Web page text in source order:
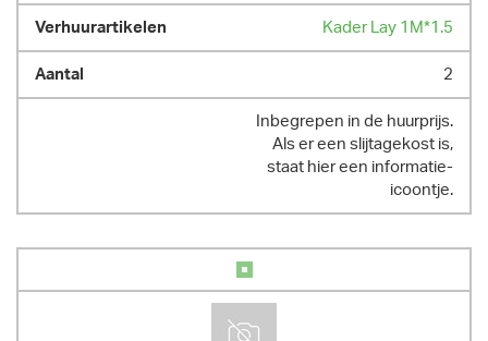
Kader Lay 1M*1.5
2
Inbegrepen in de huurprijs.
Als er een slijtagekost is,
staat hier een informatie-
icoontje.